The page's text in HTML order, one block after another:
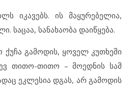
იკავებს. ის მაყურებელია,
საცაა, სანახაობა დაიწყება.
ქუჩა გამოდის, ყოველ კუთხეში
თითო-თითო – მოედნის სამ
ეკლესია დგას, არ გამოდის